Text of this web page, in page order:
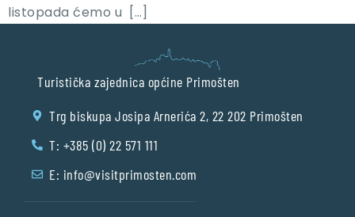
listopada ćemo u […]
Turistička zajednica općine Primošten
Trg biskupa Josipa Arnerića 2, 22 202 Primošten
T: +385 (0) 22 571 111
E: info@visitprimosten.com